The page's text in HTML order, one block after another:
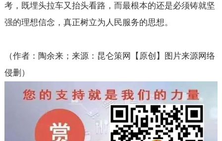
考，既埋头拉车又抬头看路，而最根本的还是必须铸就坚
强的理想信念，真正树立为人民服务的思想。
（作者：陶余来；来源：昆仑策网【原创】图片来源网络
侵删）